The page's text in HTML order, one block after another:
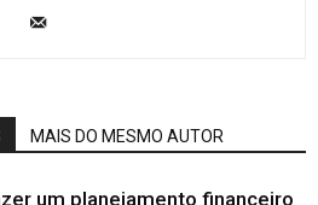
MAIS DO MESMO AUTOR
um planejamento financeiro